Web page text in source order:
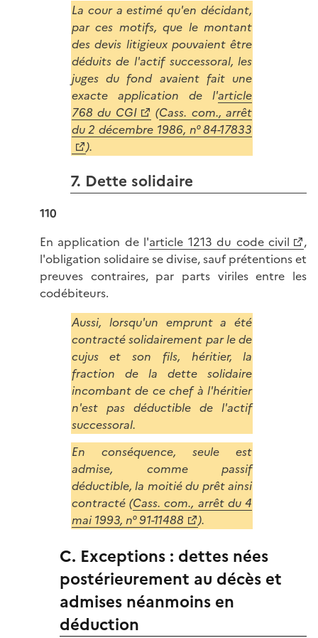
La cour a estimé qu'en décidant,
par ces motifs, que le montant
des devis litigieux pouvaient être
déduits de l'actif successoral, les
juges du fond avaient fait une
exacte application de l'article
768 du CGI
(Cass. com., arrêt
du 2 décembre 1986, n° 84-17833
).
7. Dette solidaire
110
En application de l'article 1213 du code civil
,
l'obligation solidaire se divise, sauf prétentions et
preuves contraires, par parts viriles entre les
codébiteurs.
Aussi, lorsqu'un emprunt a été
contracté solidairement par le de
cujus et son fils, héritier, la
fraction de la dette solidaire
incombant de ce chef à l'héritier
n'est pas déductible de l'actif
successoral.
En conséquence, seule est
admise, comme passif
déductible, la moitié du prêt ainsi
contracté (Cass. com., arrêt du 4
mai 1993, n° 91-11488
).
C. Exceptions : dettes nées
postérieurement au décès et
admises néanmoins en
déduction